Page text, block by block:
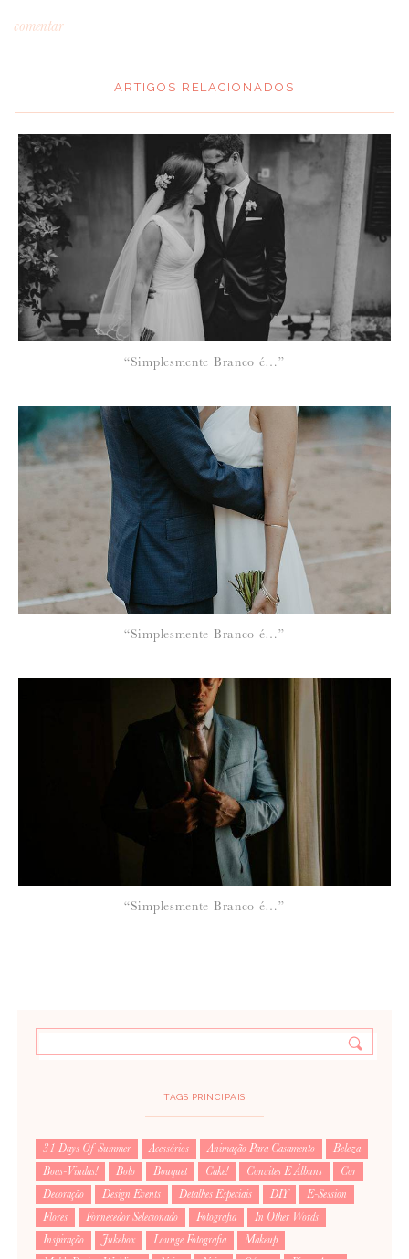
comentar
NOME *:
Para saber como tratamos e protegemos os seus dados, leia a nossa
política de privacidade
12 de Julho de 2010
SO MUCH LOVE
Que saudades… O Ballet é uma paixão para a vida, quem gosta,
ARTIGOS RELACIONADOS
“Simplesmente Branco é…”
“Simplesmente Branco é…”
“Simplesmente Branco é…”
TAGS PRINCIPAIS
31 Days Of Summer Acessórios Animação Para Casamento
Beleza
Boas-Vindas!
Bolo Bouquet Cake! Convites E Álbuns
Cor
Decoração
Design Events Detalhes Especiais DIY
E-Session
Flores
Fornecedor Selecionado Fotografia
In Other Words
Inspiração
Jukebox Lounge Fotografia
Makeup